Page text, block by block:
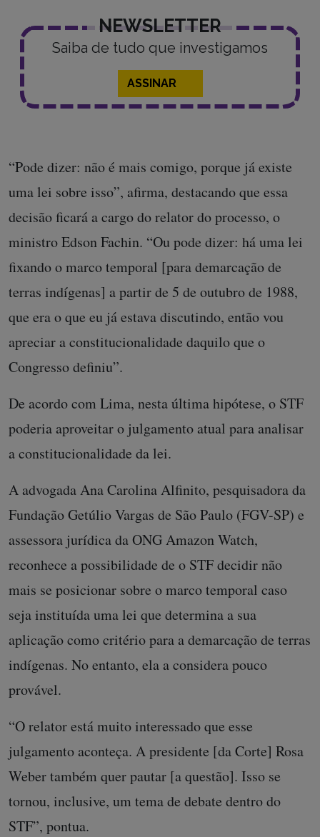
NEWSLETTER
Saiba de tudo que investigamos
ASSINAR
“Pode dizer: não é mais comigo, porque já existe
uma lei sobre isso”, afirma, destacando que essa
decisão ficará a cargo do relator do processo, o
ministro Edson Fachin. “Ou pode dizer: há uma lei
fixando o marco temporal [para demarcação de
terras indígenas] a partir de 5 de outubro de 1988,
que era o que eu já estava discutindo, então vou
apreciar a constitucionalidade daquilo que o
Congresso definiu”.
De acordo com Lima, nesta última hipótese, o STF
poderia aproveitar o julgamento atual para analisar
a constitucionalidade da lei.
A advogada Ana Carolina Alfinito, pesquisadora da
Fundação Getúlio Vargas de São Paulo (FGV-SP) e
assessora jurídica da ONG Amazon Watch,
reconhece a possibilidade de o STF decidir não
mais se posicionar sobre o marco temporal caso
seja instituída uma lei que determina a sua
aplicação como critério para a demarcação de terras
indígenas. No entanto, ela a considera pouco
provável.
“O relator está muito interessado que esse
julgamento aconteça. A presidente [da Corte] Rosa
Weber também quer pautar [a questão]. Isso se
tornou, inclusive, um tema de debate dentro do
STF”, pontua.